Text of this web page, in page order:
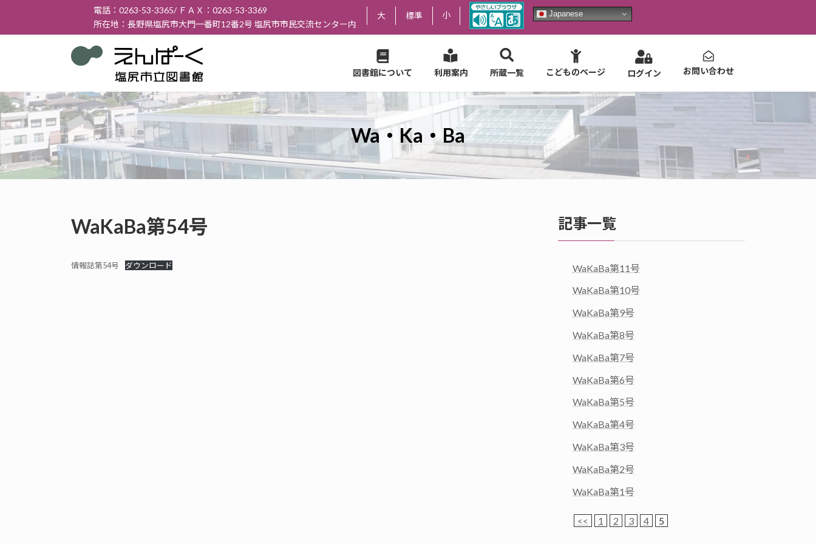
テ
ス
キ
ッ
ゲ
ン
に
移
電話：0263-53-3365/ ＦＡＸ：0263-53-3369
所在地：長野県塩尻市大門一番町12番2号 塩尻市市民交流センター内
大 標準 小 Japanese
図書館について 利用案内 所蔵一覧 こどものページ ログイン お問い合わせ
Wa・Ka・Ba
WaKaBa第54号
情報誌第54号 ダウンロード
記事一覧
WaKaBa第11号
WaKaBa第10号
WaKaBa第9号
WaKaBa第8号
WaKaBa第7号
WaKaBa第6号
WaKaBa第5号
WaKaBa第4号
WaKaBa第3号
WaKaBa第2号
WaKaBa第1号
<< 1 2 3 4 5